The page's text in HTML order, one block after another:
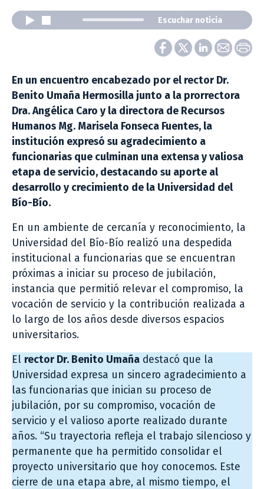
Escuchar noticia
En un encuentro encabezado por el rector Dr.
Benito Umaña Hermosilla junto a la prorrectora
Dra. Angélica Caro y la directora de Recursos
Humanos Mg. Marisela Fonseca Fuentes, la
institución expresó su agradecimiento a
funcionarias que culminan una extensa y valiosa
etapa de servicio, destacando su aporte al
desarrollo y crecimiento de la Universidad del
Bío-Bío.
En un ambiente de cercanía y reconocimiento, la
Universidad del Bío-Bío realizó una despedida
institucional a funcionarias que se encuentran
próximas a iniciar su proceso de jubilación,
instancia que permitió relevar el compromiso, la
vocación de servicio y la contribución realizada a
lo largo de los años desde diversos espacios
universitarios.
El rector Dr. Benito Umaña destacó que la
Universidad expresa un sincero agradecimiento a
las funcionarias que inician su proceso de
jubilación, por su compromiso, vocación de
servicio y el valioso aporte realizado durante
años. “Su trayectoria refleja el trabajo silencioso y
permanente que ha permitido consolidar el
proyecto universitario que hoy conocemos. Este
cierre de una etapa abre, al mismo tiempo, el